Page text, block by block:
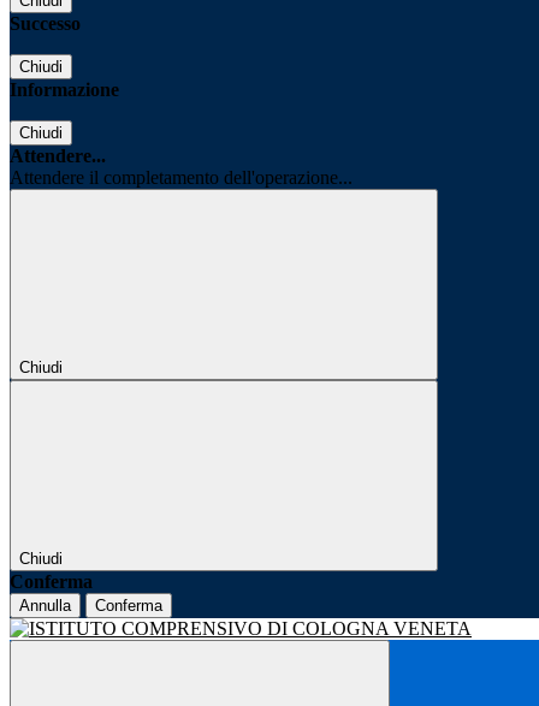
Successo
Chiudi
Informazione
Chiudi
Attendere...
Attendere il completamento dell'operazione...
Chiudi
Chiudi
Conferma
Annulla Conferma